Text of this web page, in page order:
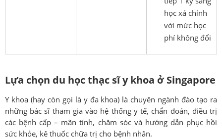
học xá chính
với mức học
phí không đổi
Lựa chọn du học thạc sĩ y khoa ở Singapore
Y khoa (hay còn gọi là y đa khoa) là chuyên ngành đào tạo ra
những bác sĩ tham gia vào hệ thống y tế, chẩn đoán, điều trị
các bệnh cấp – mãn tính, chăm sóc và hướng dẫn phục hồi
sức khỏe, kê thuốc chữa trị cho bệnh nhân.